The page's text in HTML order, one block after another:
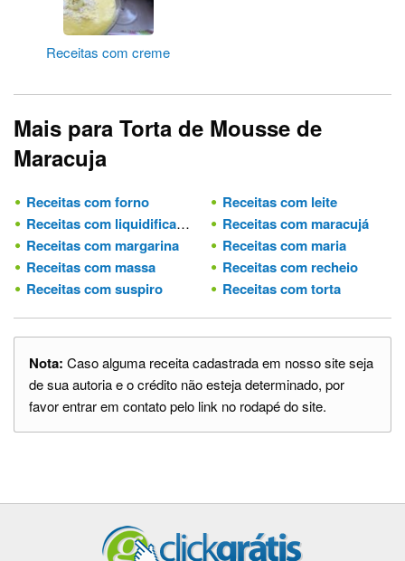
Receitas com creme
Mais para Torta de Mousse de
Maracuja
Receitas com forno
Receitas com leite
Receitas com liquidificador
Receitas com maracujá
Receitas com margarina
Receitas com maria
Receitas com massa
Receitas com recheio
Receitas com suspiro
Receitas com torta
Nota: Caso alguma receita cadastrada em nosso site seja
de sua autoria e o crédito não esteja determinado, por
favor entrar em contato pelo link no rodapé do site.